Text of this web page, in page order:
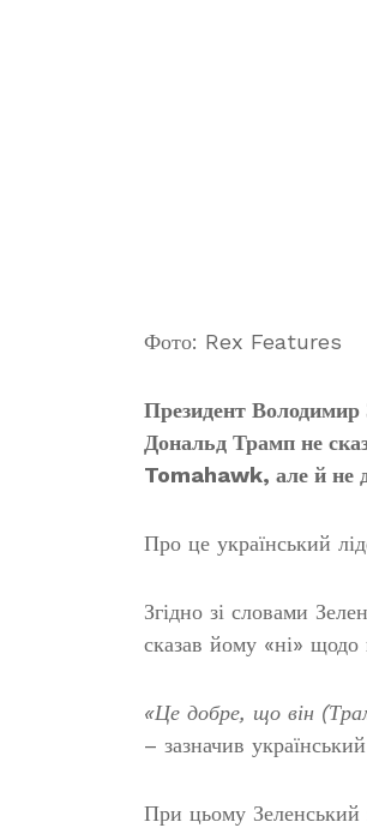
Фото: Rex Features
Президент Володимир
Дональд Трамп не
Tomahawk, але й не
Про це український
Згідно зі словами
сказав йому «ні»
«Це добре, що він
– зазначив
При цьому Зеленський